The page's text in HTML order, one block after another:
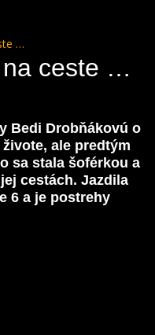
…
na ceste …
Bedi Drobňákovú o
ale predtým
sa stala šoférkou a
cestách. Jazdila
6 a je postrehy